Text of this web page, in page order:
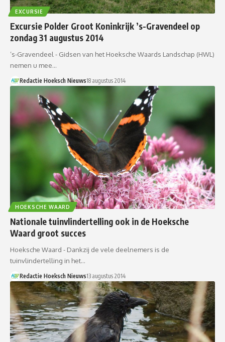
EXCURSIE
Excursie Polder Groot Koninkrijk ’s-Gravendeel op
zondag 31 augustus 2014
’s-Gravendeel - Gidsen van het Hoeksche Waards Landschap (HWL)
nemen u mee…
Redactie Hoeksch Nieuws18 augustus 2014
HOEKSCHE WAARD
Nationale tuinvlindertelling ook in de Hoeksche
Waard groot succes
Hoeksche Waard - Dankzij de vele deelnemers is de
tuinvlindertelling in het…
Redactie Hoeksch Nieuws13 augustus 2014